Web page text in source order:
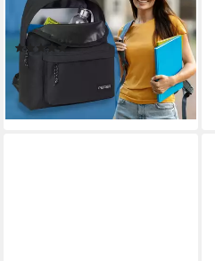
(13,3 Zoll (33,8 cm),
gepolstert, wasserabweisend
(1)
ab 25,60 €
lieferbar - in 5-6 Werktagen bei dir